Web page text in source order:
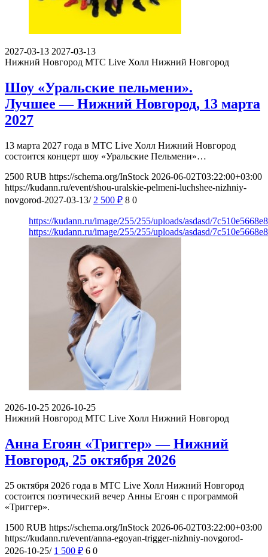
2027-03-13 2027-03-13
Нижний Новгород МТС Live Холл Нижний Новгород
Шоу «Уральские пельмени».
Лучшее — Нижний Новгород, 13 марта
2027
13 марта 2027 года в МТС Live Холл Нижний Новгород
состоится концерт шоу «Уральские Пельмени»…
2500 RUB https://schema.org/InStock 2026-06-02T03:22:00+03:00
https://kudann.ru/event/shou-uralskie-pelmeni-luchshee-nizhniy-
novgorod-2027-03-13/ 2 500 ₽ 8 0
https://kudann.ru/image/255/255/uploads/asdasd/
https://kudann.ru/image/255/255/uploads/asdasd/
2026-10-25 2026-10-25
Нижний Новгород МТС Live Холл Нижний Новгород
Анна Егоян «Триггер» — Нижний
Новгород, 25 октября 2026
25 октября 2026 года в МТС Live Холл Нижний Новгород
состоится поэтический вечер Анны Егоян с программой
«Триггер».
1500 RUB https://schema.org/InStock 2026-06-02T03:22:00+03:00
https://kudann.ru/event/anna-egoyan-trigger-nizhniy-novgorod-
2026-10-25/ 1 500 ₽ 6 0